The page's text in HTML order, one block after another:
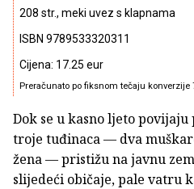
208 str., meki uvez s klapnama
ISBN 9789533320311
Cijena: 17.25 eur
Preračunato po fiksnom tečaju konverzije
Dok se u kasno ljeto
troje tuđinaca — dva
žena — pristižu na javnu
slijedeći običaje, pale vatru